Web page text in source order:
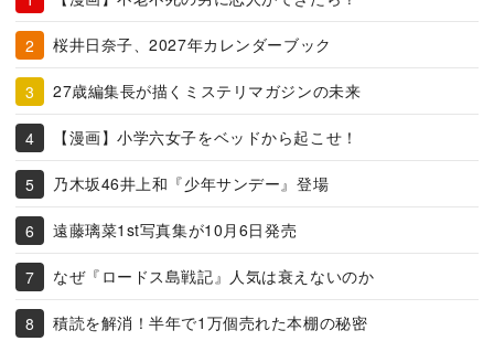
桜井日奈子、2027年カレンダーブック
27歳編集長が描くミステリマガジンの未来
【漫画】小学六女子をベッドから起こせ！
乃木坂46井上和『少年サンデー』登場
遠藤璃菜1st写真集が10月6日発売
なぜ『ロードス島戦記』人気は衰えないのか
積読を解消！半年で1万個売れた本棚の秘密